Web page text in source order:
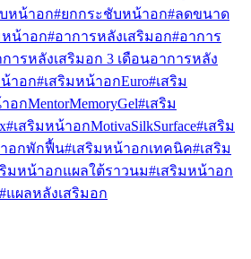
หน้าอก#ยกกระชับหน้าอก#ลดขนาด
หน้าอก#อาการหลังเสริมอก#อาการ
การหลังเสริมอก 3 เดือนอาการหลัง
าอก#เสริมหน้าอกEuro#เสริม
อกMentorMemoryGel#เสริม
#เสริมหน้าอกMotivaSilkSurface#เสริม
อกพักฟื้น#เสริมหน้าอกเทคนิค#เสริม
ริมหน้าอกแผลใต้ราวนม#เสริมหน้าอก
#แผลหลังเสริมอก